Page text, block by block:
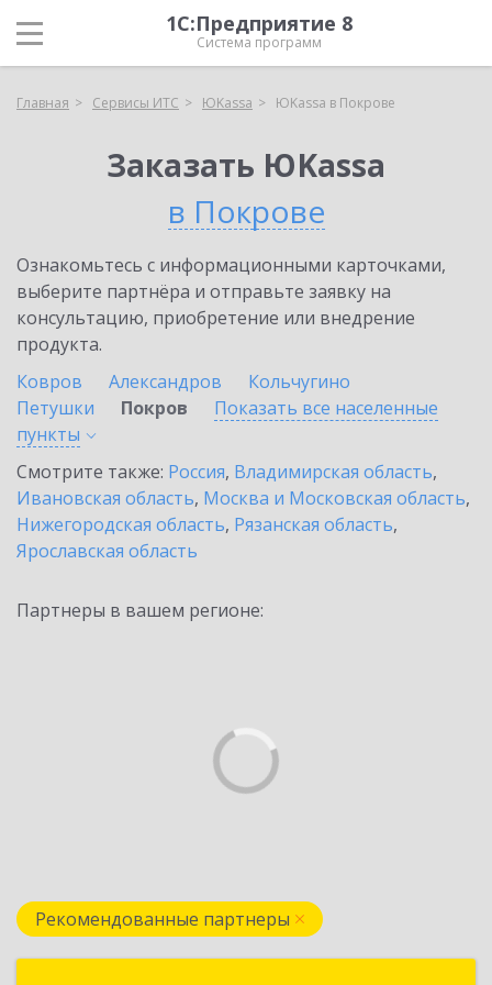
1С:Предприятие 8
Система программ
Главная Сервисы ИТС ЮKassa ЮKassa в Покрове
Заказать ЮKassa
в Покрове
Ознакомьтесь с информационными карточками,
выберите партнёра и отправьте заявку на
консультацию, приобретение или внедрение
продукта.
Ковров
Александров
Кольчугино
Петушки
Покров
Показать все населенные
пункты
Смотрите также: Россия, Владимирская область,
Ивановская область, Москва и Московская область,
Нижегородская область, Рязанская область,
Ярославская область
Партнеры в вашем регионе:
Рекомендованные партнеры